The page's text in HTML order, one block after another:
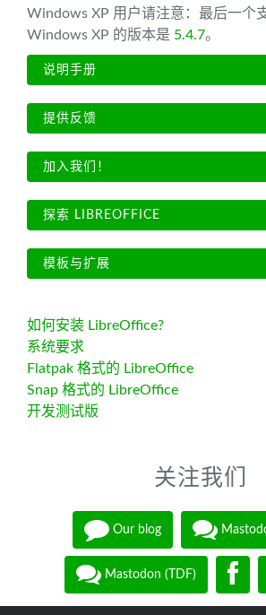
Windows XP 用户请注意：最后一个
Windows XP 的版本是 5.4.7。
说明手册
提供反馈
加入我们！
探索 LIBREOFFICE
模板与扩展
如何安装 LibreOffice?
系统要求
Flatpak 格式的 LibreOffice
Snap 格式的 LibreOffice
开发测试版
关注我们
Our blog
Mastodon (TDF)